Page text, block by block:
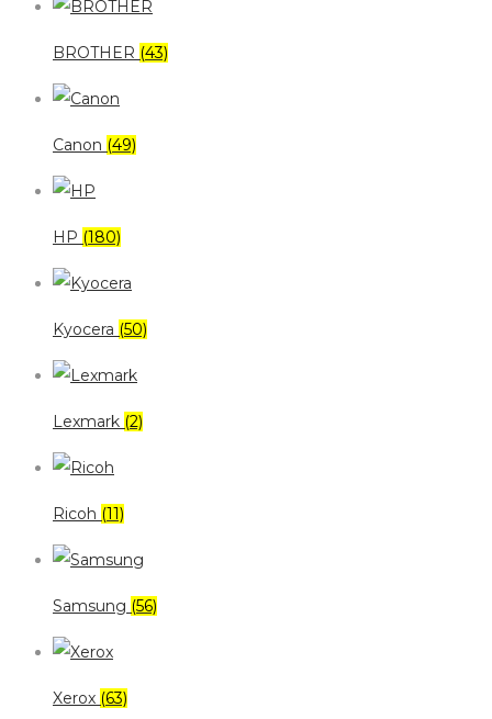
BROTHER (43)
Canon (49)
HP (180)
Kyocera (50)
Lexmark (2)
Ricoh (11)
Samsung (56)
Xerox (63)